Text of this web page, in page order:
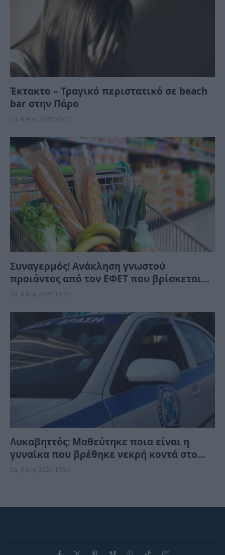
Έκτακτο – Τραγικό περιστατικό σε beach
bar στην Πάρο
Σα, 8 Αυγ 2026 20:01
Συναγερμός! Ανάκληση γνωστού
προιόντος από τον ΕΦΕΤ που βρίσκεται
στα ράφια των σούπερ μάρκετ – Μην το
Σα, 8 Αυγ 2026 18:32
Λυκαβηττός: Μαθεύτηκε ποια είναι η
γυναίκα που βρέθηκε νεκρή κοντά στο
εκκλησάκι – Τι της συνέβη;
Σα, 8 Αυγ 2026 17:35